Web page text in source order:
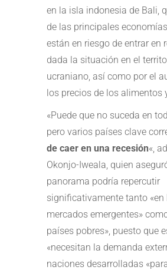
en la isla indonesia de Bali,
de las principales
están en riesgo de entrar en
dada la situación en el
ucraniano, así como por el
los precios de los alimentos
«Puede que no suceda en
pero varios países clave
de caer en una recesión«,
Okonjo-Iweala, quien
panorama podría repercutir
significativamente tanto «en
mercados emergentes»
países pobres», puesto que
«necesitan la demanda
naciones desarrolladas